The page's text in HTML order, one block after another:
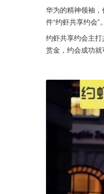
华为的精神领袖
件“约虾共享约会”。
约虾共享约会主
赏金，约会成功就